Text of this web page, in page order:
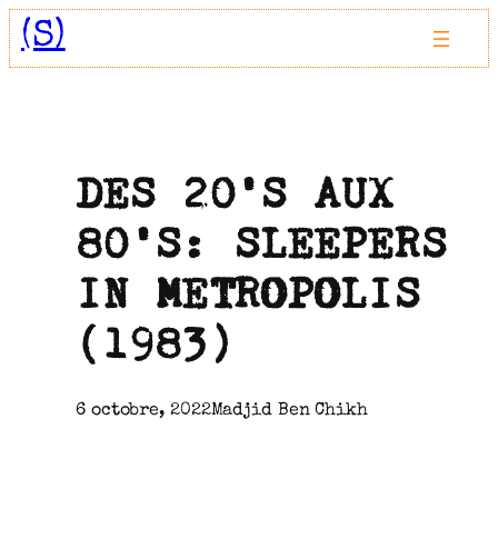
Aller
au(S)
DES 20’S AUX
80’S: SLEEPERS
IN METROPOLIS
(1983)
6 octobre, 2022Madjid Ben Chikh